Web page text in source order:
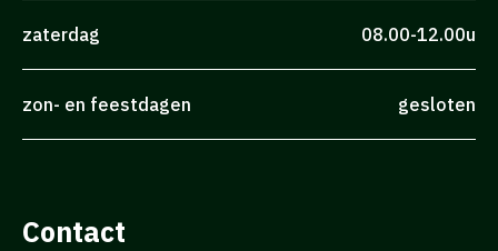
zaterdag 08.00-12.00u
zon- en feestdagen gesloten
Contact